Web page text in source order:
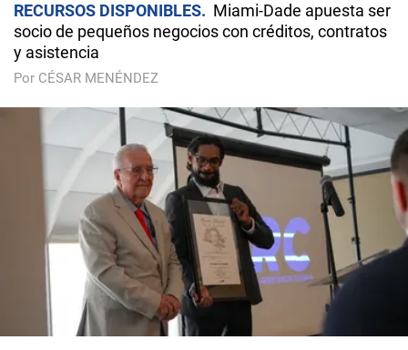
RECURSOS DISPONIBLES
Miami-Dade apuesta ser
socio de pequeños negocios con créditos, contratos
y asistencia
Por CÉSAR MENÉNDEZ